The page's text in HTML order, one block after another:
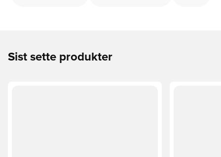
Sist sette produkter